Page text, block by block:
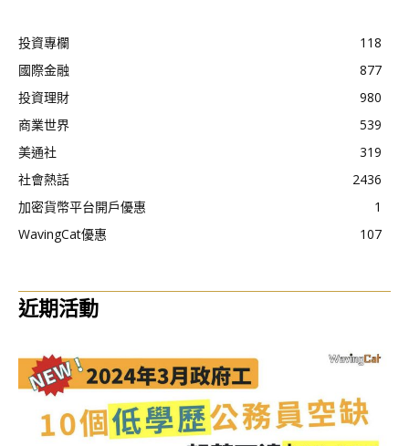
投資專欄
118
國際金融
877
投資理財
980
商業世界
539
美通社
319
社會熱話
2436
加密貨幣平台開戶優惠
1
WavingCat優惠
107
近期活動